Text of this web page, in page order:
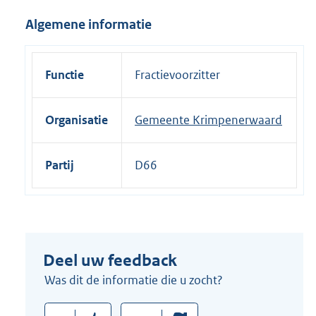
n
k
Algemene informatie
Functie Fractievoorzitter
Organisatie Gemeente Krimpenerwaard
Partij D66
Deel uw feedback
Was dit de informatie die u zocht?